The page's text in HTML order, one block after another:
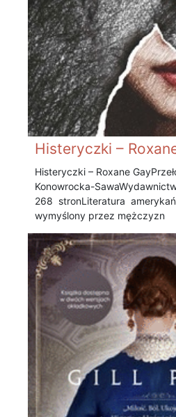
Histeryczki –
Histeryczki – Roxane Gay
Konowrocka-Sawa
268 stronLiteratura
wymyślony przez mężczyzn